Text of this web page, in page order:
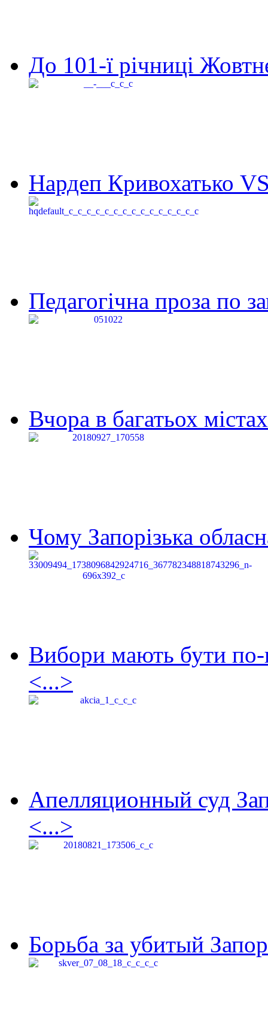
До 101-ї річниці
Нардеп Кривохатько
Педагогічна проза по
Вчора в багатьох
Чому Запорізька
Вибори мають бути по-
<...>
Апелляционный суд
<...>
Борьба за убитый